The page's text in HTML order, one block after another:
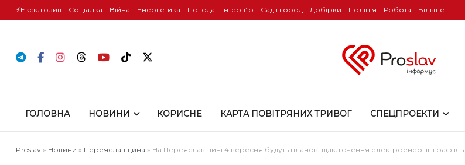
⚡️Ексклюзив Соціалка Війна Енергетика Погода Інтервʼю Сад і город Добірки Поліція Робота Більше
ГОЛОВНА НОВИНИ КОРИСНЕ КАРТА ПОВІТРЯНИХ ТРИВОГ СПЕЦПРОЕКТИ
Proslav » Новини » Переяславщина » На Переяславщині 4 вересня будуть планові відключення електроенергії: графік